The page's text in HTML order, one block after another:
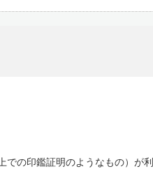
の印鑑証明のようなもの）が利